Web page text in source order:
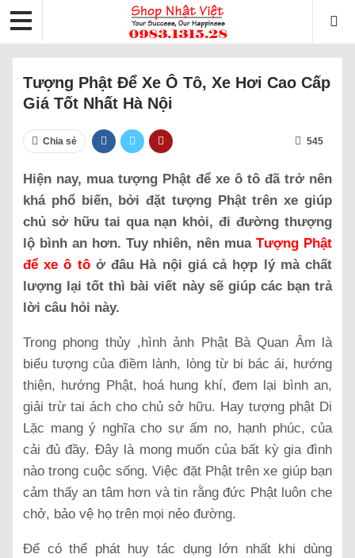
Tượng Phật Để Xe Ô Tô, Xe Hơi Cao Cấp
Giá Tốt Nhất Hà Nội
Chia sẻ 545
Hiện nay, mua tượng Phật để xe ô tô đã trở nên
khá phổ biến, bởi đặt tượng Phật trên xe giúp
chủ sở hữu tai qua nạn khỏi, đi đường thượng
lộ bình an hơn. Tuy nhiên, nên mua Tượng Phật
để xe ô tô ở đâu Hà nội giá cả hợp lý mà chất
lượng lại tốt thì bài viết này sẽ giúp các bạn trả
lời câu hỏi này.
Trong phong thủy ,hình ảnh Phật Bà Quan Âm là
biểu tượng của điềm lành, lòng từ bi bác ái, hướng
thiện, hướng Phật, hoá hung khí, đem lại bình an,
giải trừ tai ách cho chủ sở hữu. Hay tượng phật Di
Lặc mang ý nghĩa cho sự ấm no, hạnh phúc, của
cải đủ đầy. Đây là mong muốn của bất kỳ gia đình
nào trong cuộc sống. Việc đặt Phật trên xe giúp bạn
cảm thấy an tâm hơn và tin rằng đức Phật luôn che
chở, bảo vệ họ trên mọi nẻo đường.
Để có thể phát huy tác dụng lớn nhất khi dùng